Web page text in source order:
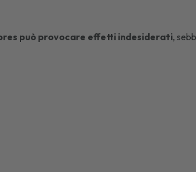
può provocare effetti indesiderati,